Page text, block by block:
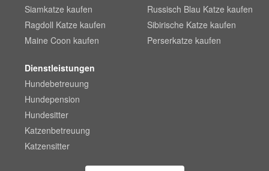
Siamkatze kaufen
Ragdoll Katze kaufen
Maine Coon kaufen
Russisch Blau Katze kaufen
Sibirische Katze kaufen
Perserkatze kaufen
Dienstleistungen
Hundebetreuung
Hundepension
Hundesitter
Katzenbetreuung
Katzensitter